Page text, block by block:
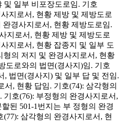
및 일부 비포장도로임. 기호
지로서, 현황 제방 및 제방도로
완경사지로서, 현황 제방도로임.
지로서, 현황 제방 및 제방도로
지로서, 현황 잡종지 및 일부 도
형의 저지 및 완경사지로서, 현황
도로와의 법면(경사지)임. 기호
, 법면(경사지) 및 일부 답 및 전임.
서, 현황 답임. 기호(74): 삼각형의
기호(76): 부정형의 완경사지로서,
된 501-1번지는 부 정형의 완경
삼각형의 완경사지로서, 현